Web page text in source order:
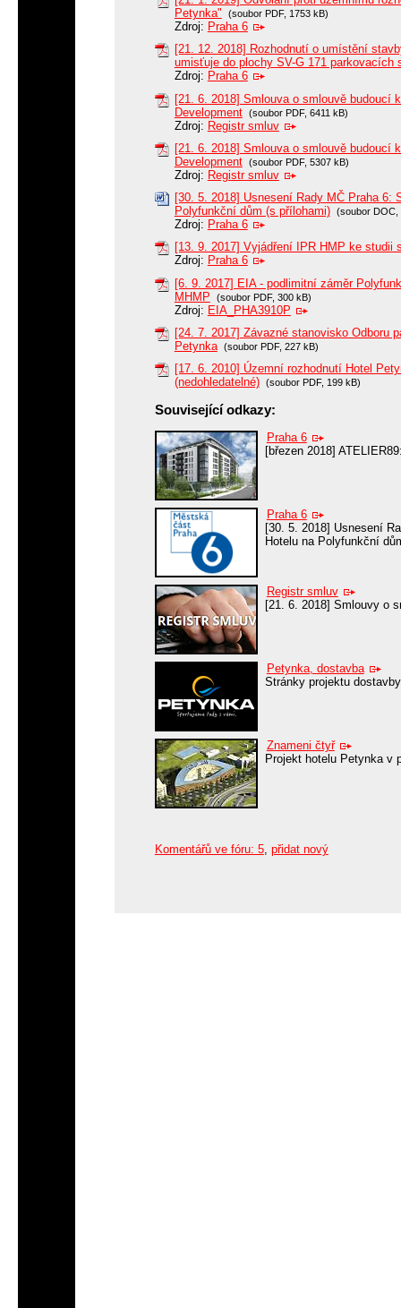
Petynka"
(soubor PDF, 1753 kB)
Zdroj: Praha 6
[21. 12. 2018] Rozhodnutí o umístění
umisťuje do plochy SV-G 171 parkovacích
Zdroj: Praha 6
[21. 6. 2018] Smlouva o smlouvě
Development
(soubor PDF, 6411 kB)
Zdroj: Registr smluv
[21. 6. 2018] Smlouva o smlouvě
Development
(soubor PDF, 5307 kB)
Zdroj: Registr smluv
[30. 5. 2018] Usnesení Rady MČ Praha 6:
Polyfunkční dům (s přílohami)
(soubor DOC,
Zdroj: Praha 6
[13. 9. 2017] Vyjádření IPR HMP ke studii
Zdroj: Praha 6
[6. 9. 2017] EIA - podlimitní záměr
MHMP
(soubor PDF, 300 kB)
Zdroj: EIA_PHA3910P
[24. 7. 2017] Závazné stanovisko Odboru
Petynka
(soubor PDF, 227 kB)
[17. 6. 2010] Územní rozhodnutí Hotel
(nedohledatelné)
(soubor PDF, 199 kB)
Související odkazy:
Praha 6
[březen 2018]
Praha 6
[30. 5. 2018] Usnesení
Hotelu na Polyfunkční
Registr smluv
[21. 6. 2018] Smlouvy o
Petynka, dostavba
Stránky projektu
Znameni čtyř
Projekt hotelu Petynka v
Komentářů ve fóru: 5, přidat nový